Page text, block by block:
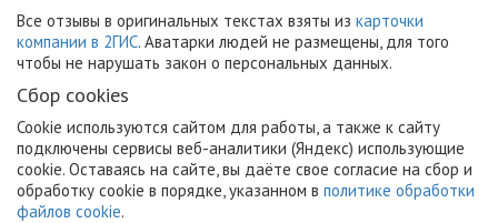
Все отзывы в оригинальных текстах взяты из карточки
компании в 2ГИС. Аватарки людей не размещены, для того
чтобы не нарушать закон о персональных данных.
Сбор cookies
Cookie используются сайтом для работы, а также к сайту
подключены сервисы веб-аналитики (Яндекс) использующие
cookie. Оставаясь на сайте, вы даёте свое согласие на сбор и
обработку cookie в порядке, указанном в политике обработки
файлов cookie.